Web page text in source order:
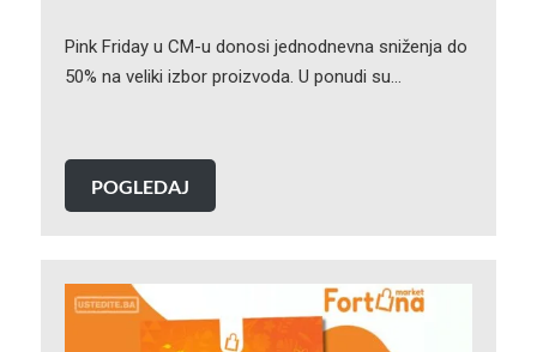
Pink Friday u CM-u donosi jednodnevna sniženja do
50% na veliki izbor proizvoda. U ponudi su…
POGLEDAJ